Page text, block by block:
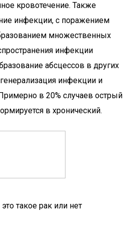
кровотечение. Также
инфекции, с поражением
множественных
инфекции
абсцессов в других
генерализация инфекции и
в 20% случаев острый
в хронический.
такое рак или нет